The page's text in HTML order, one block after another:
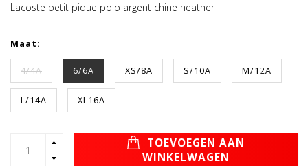
Lacoste petit pique polo argent chine heather
Maat:
4/4A 6/6A XS/8A S/10A M/12A
L/14A XL16A
TOEVOEGEN AAN
WINKELWAGEN